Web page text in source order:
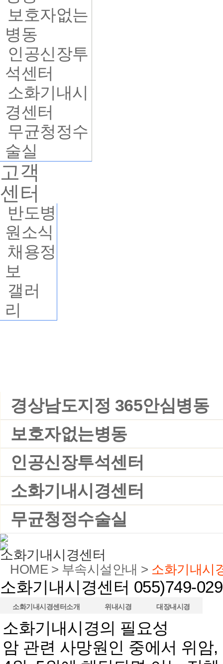
보호자없는
병동
인공신장투
석센터
소화기내시
경센터
무균청정수
술실
고객
센터
반도병
원소식
채용정
보
갤러
리
경상남도지정 365안심병동
보호자없는병동
인공신장투석센터
소화기내시경센터
무균청정수술실
소화기내시경센터
HOME > 부속시설안내 > 소화기내시
소화기내시경센터 055)749-
소화기내시경센터소개 위내시경 대장내시경
소화기내시경의 필요성
암 관련 사망원인 중에서 위암